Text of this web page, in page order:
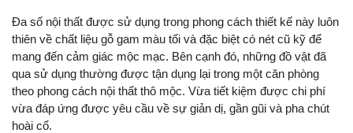
Đa số nội thất được sử dụng trong phong cách thiết kế này luôn
thiên về chất liệu gỗ gam màu tối và đặc biệt có nét cũ kỹ để
mang đến cảm giác mộc mạc. Bên cạnh đó, những đồ vật đã
qua sử dụng thường được tận dụng lại trong một căn phòng
theo phong cách nội thất thô mộc. Vừa tiết kiệm được chi phí
vừa đáp ứng được yêu cầu về sự giản dị, gần gũi và pha chút
hoài cổ.